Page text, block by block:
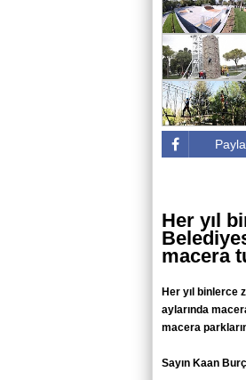
Her yıl
macera
Her yıl binlerce
aylarında
macera
Sayın Kaan